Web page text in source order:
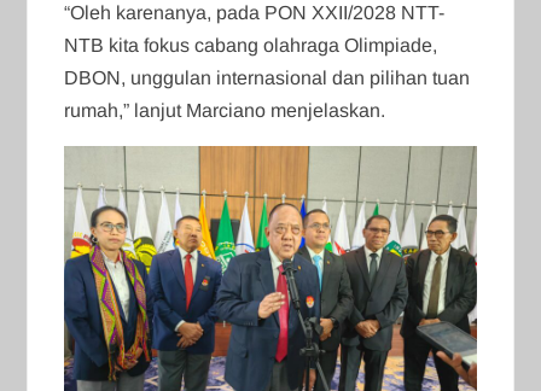
“Oleh karenanya, pada PON XXII/2028 NTT-
NTB kita fokus cabang olahraga Olimpiade,
DBON, unggulan internasional dan pilihan tuan
rumah,” lanjut Marciano menjelaskan.